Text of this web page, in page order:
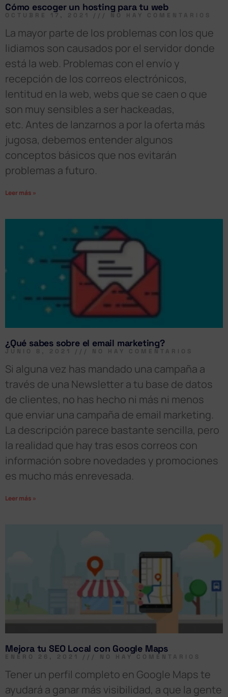
Cómo escoger un hosting para tu web
OCTUBRE 17, 2021 NO HAY COMENTARIOS
La mayor parte de los problemas con los que
lidiamos son causados por el servidor donde
está la web. Problemas con el envío y
recepción de los correos electrónicos,
lentitud en la web, webs que se caen o que
son muy sensibles a ser hackeadas,
etc. Antes de lanzarnos a por la oferta más
jugosa, debemos entender algunos
conceptos básicos que nos evitarán
problemas a futuro.
Leer más »
¿Qué sabes sobre el email marketing?
JUNIO 8, 2021 NO HAY COMENTARIOS
Si alguna vez has mandado una campaña a
través de una Newsletter a tu base de datos
de clientes, no has hecho ni más ni menos
que enviar una campaña de email marketing.
La descripción parece bastante sencilla, pero
la realidad que hay tras esos correos con
información sobre novedades y promociones
es mucho más enrevesada.
Leer más »
Mejora tu SEO Local con Google Maps
ENERO 26, 2021 NO HAY COMENTARIOS
Tener un perfil completo en Google Maps te
ayudará a ganar más visibilidad, a que la gente